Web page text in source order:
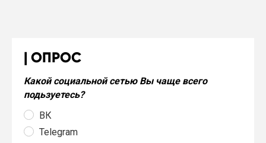
ОПРОС
Какой социальной сетью Вы чаще всего
подьзуетесь?
ВК
Telegram